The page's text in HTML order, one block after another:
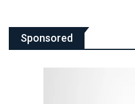
Sponsored